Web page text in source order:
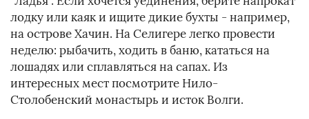
лодку или каяк и ищите дикие бухты - например,
на острове Хачин. На Селигере легко провести
неделю: рыбачить, ходить в баню, кататься на
лошадях или сплавляться на сапах. Из
интересных мест посмотрите Нило-
Столобенский монастырь и исток Волги.